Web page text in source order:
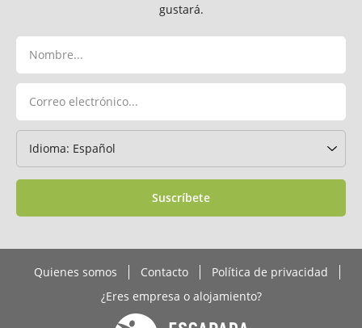
gustará.
Suscríbete
Quienes somos Contacto
Política de privacidad
¿Eres empresa o alojamiento?